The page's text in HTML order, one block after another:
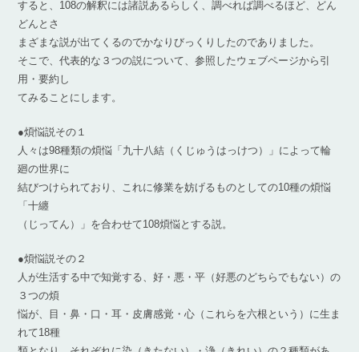
すると、108の解釈には諸説あるらしく、調べれば調べるほど、どん
どんとさ
まざまな説が出てくるのでかなりびっくりしたのでありました。
そこで、代表的な３つの説について、参照したウェブページから引
用・要約し
てみることにします。
●煩悩説その１
人々は98種類の煩悩「九十八結（くじゅうはっけつ）」によって輪
廻の世界に
結びつけられており、これに修業を妨げるものとしての10種の煩悩
「十纏
（じってん）」を合わせて108煩悩とする説。
●煩悩説その２
人が生活する中で知覚する、好・悪・平（好悪のどちらでもない）の
３つの煩
悩が、目・鼻・口・耳・皮膚感覚・心（これらを六根という）に生ま
れて18種